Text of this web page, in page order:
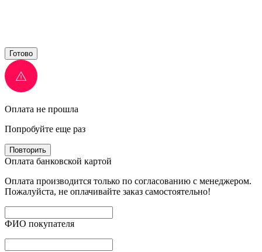
Готово
Оплата не прошла
Попробуйте еще раз
Повторить
Оплата банковской картой
Оплата производится только по согласованию с менеджером.
Пожалуйста, не оплачивайте заказ самостоятельно!
ФИО покупателя